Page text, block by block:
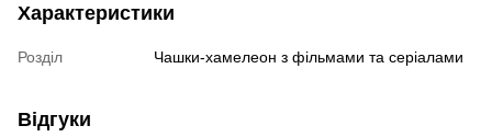
Характеристики
Розділ Чашки-хамелеон з фільмами та серіалами
Відгуки